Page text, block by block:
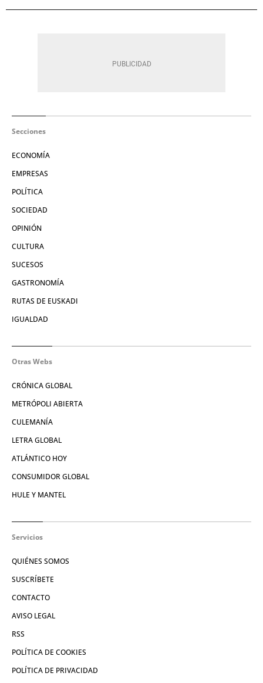
Secciones
ECONOMÍA
EMPRESAS
POLÍTICA
SOCIEDAD
OPINIÓN
CULTURA
SUCESOS
GASTRONOMÍA
RUTAS DE EUSKADI
IGUALDAD
Otras Webs
CRÓNICA GLOBAL
METRÓPOLI ABIERTA
CULEMANÍA
LETRA GLOBAL
ATLÁNTICO HOY
CONSUMIDOR GLOBAL
HULE Y MANTEL
Servicios
QUIÉNES SOMOS
SUSCRÍBETE
CONTACTO
AVISO LEGAL
RSS
POLÍTICA DE COOKIES
POLÍTICA DE PRIVACIDAD